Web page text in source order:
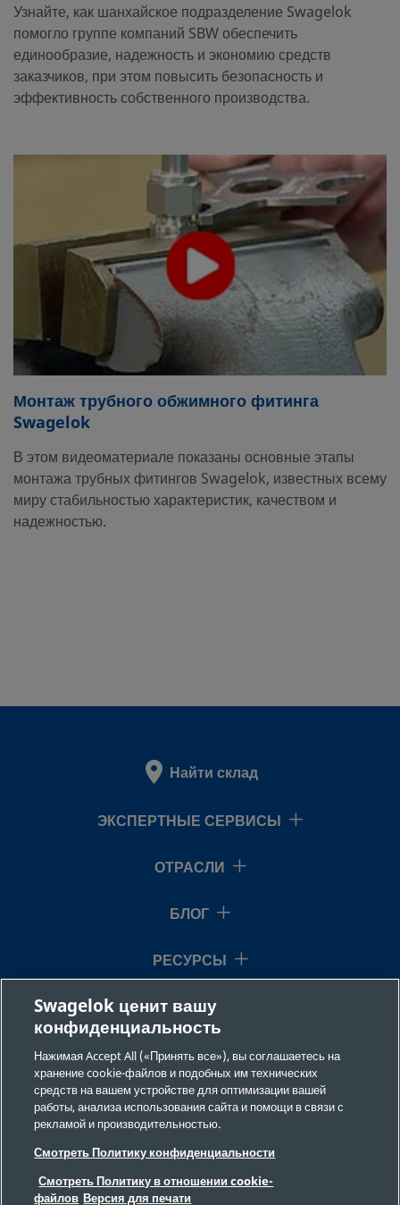
Узнайте, как шанхайское подразделение Swagelok
помогло группе компаний SBW обеспечить
единообразие, надежность и экономию средств
заказчиков, при этом повысить безопасность и
эффективность собственного производства.
Монтаж трубного обжимного фитинга
Swagelok
В этом видеоматериале показаны основные этапы
монтажа трубных фитингов Swagelok, известных всему
миру стабильностью характеристик, качеством и
надежностью.
Найти склад
ЭКСПЕРТНЫЕ СЕРВИСЫ
ОТРАСЛИ
БЛОГ
РЕСУРСЫ
О НАС
Конфиденциальность
Swagelok ценит вашу
конфиденциальность
Нажимая Accept All («Принять все»), вы соглашаетесь на
хранение cookie-файлов и подобных им технических
средств на вашем устройстве для оптимизации вашей
работы, анализа использования сайта и помощи в связи с
рекламой и производительностью.
Смотреть Политику конфиденциальности
Смотреть Политику в отношении cookie-
файлов Версия для печати